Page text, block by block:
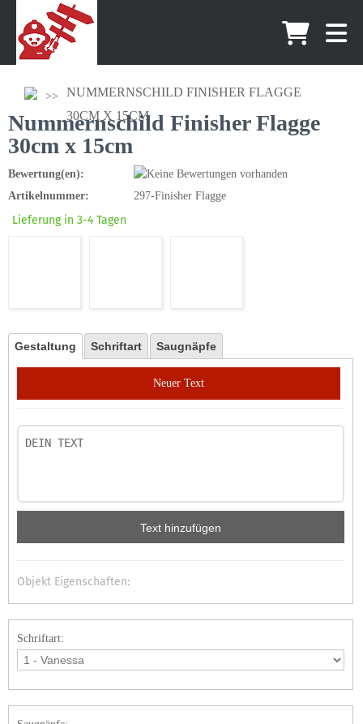
NUMMERNSCHILD FINISHER FLAGGE
30CM X 15CM
Nummernschild Finisher Flagge
30cm x 15cm
Bewertung(en):
Artikelnummer:
297-Finisher Flagge
Lieferung in 3-4 Tagen
Gestaltung Schriftart Saugnäpfe
Neuer Text
Text hinzufügen
Objekt Eigenschaften:
Schriftart: